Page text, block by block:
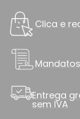
Clica e
Entrega
sem IVA